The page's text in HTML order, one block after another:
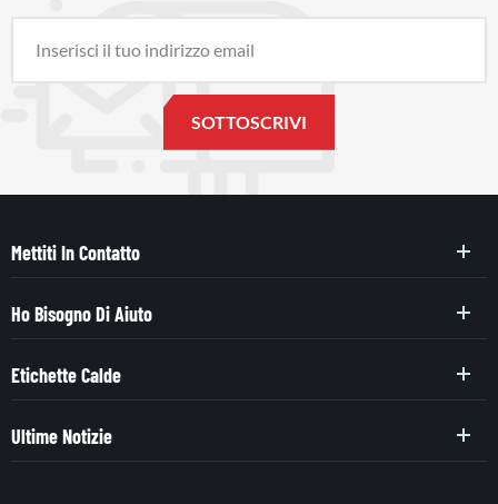
Mettiti In Contatto
Ho Bisogno Di Aiuto
Etichette Calde
Ultime Notizie